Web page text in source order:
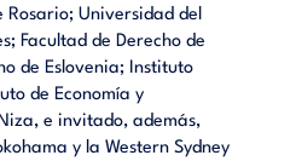
Universidad del
Facultad de Derecho de
de Eslovenia; Instituto
de Economía y
e invitado, además,
y la Western Sydney